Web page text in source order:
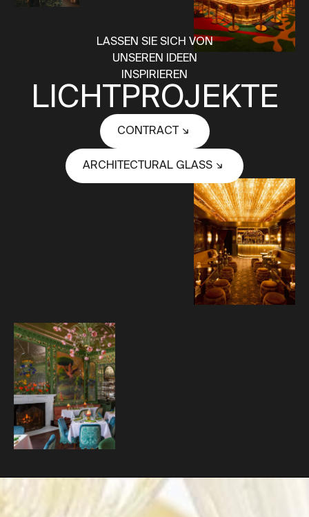
LASSEN SIE SICH VON
UNSEREN IDEEN
INSPIRIEREN
LICHTPROJEKTE
CONTRACT
ARCHITECTURAL GLASS